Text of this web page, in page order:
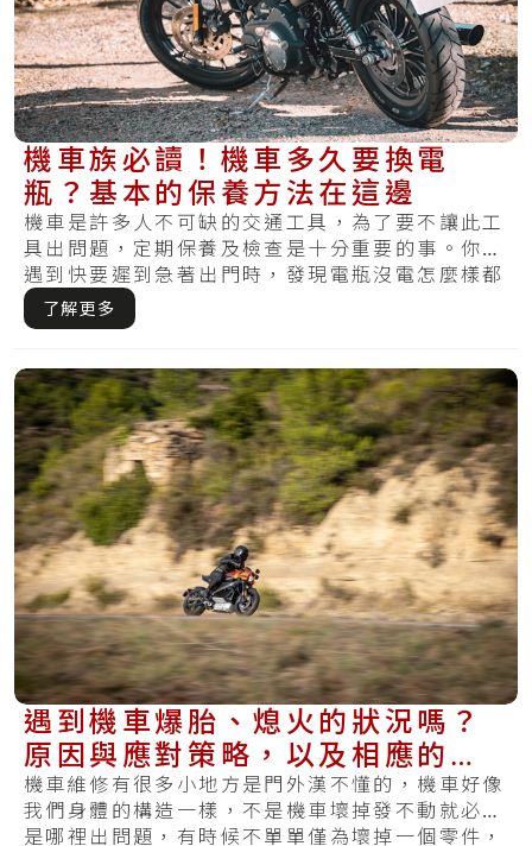
機車族必讀！機車多久要換電
瓶？基本的保養方法在這邊
機車是許多人不可缺的交通工具，為了要不讓此工
具出問題，定期保養及檢查是十分重要的事。你有
遇到快要遲到急著出門時，發現電瓶沒電怎麼樣都
無法.....
了解更多
遇到機車爆胎、熄火的狀況嗎？
原因與應對策略，以及相應的維
修費用這通通有！
機車維修有很多小地方是門外漢不懂的，機車好像
我們身體的構造一樣，不是機車壞掉發不動就必定
是哪裡出問題，有時候不單單僅為壞掉一個零件，